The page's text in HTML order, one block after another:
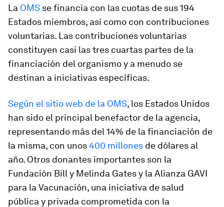
La OMS se financia con las cuotas de sus 194
Estados miembros, así como con contribuciones
voluntarias. Las contribuciones voluntarias
constituyen casi las tres cuartas partes de la
financiación del organismo y a menudo se
destinan a iniciativas específicas.
Según el sitio web de la OMS, los Estados Unidos
han sido el principal benefactor de la agencia,
representando más del 14% de la financiación de
la misma, con unos400 millones de dólares al
año. Otros donantes importantes son la
Fundación Bill y Melinda Gates y la Alianza GAVI
para la Vacunación, una iniciativa de salud
pública y privada comprometida con la